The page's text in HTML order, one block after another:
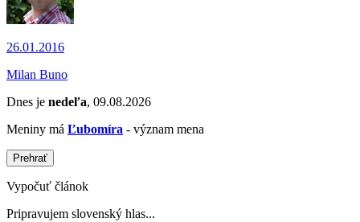
26.01.2016
Milan Buno
Dnes je nedeľa, 09.08.2026
Meniny má Ľubomíra - význam mena
Prehrať
Vypočuť článok
Pripravujem slovenský hlas...